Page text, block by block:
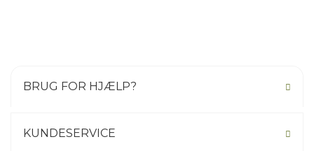
BRUG FOR HJÆLP?
KUNDESERVICE